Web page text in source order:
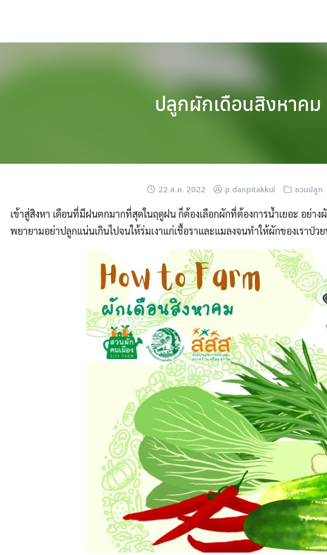
ปลูกผักเดือนสิงหาคม
22 ส.ค. 2022 p.danpitakkul ชวนปลูก
เข้าสู่สิงหา เดือนที่มีฝนตกมากที่สุดในฤดูฝน ก็ต้องเลือกผักที่ต้องการน้ำเยอะ อย่าง
พยายามอย่าปลูกแน่นเกินไปจนให้ร่มเงาแก่เชื้อราและแมลงจนทำให้ผักของเราป่ว